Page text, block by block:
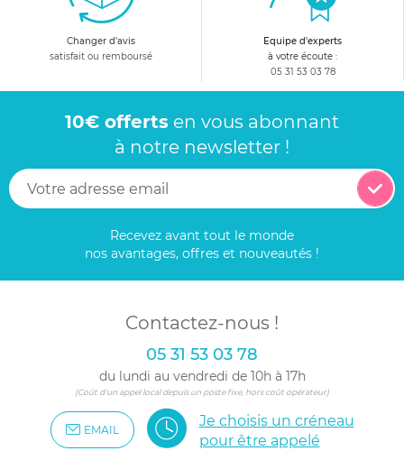
malin ! Optez pour le mural !
Changer d'avis
satisfait ou remboursé
Equipe d'experts
à votre écoute :
05 31 53 03 78
10€ offerts en vous abonnant
à notre newsletter !
Recevez avant tout le monde
nos avantages, offres et nouveautés !
Contactez-nous !
05 31 53 03 78
du lundi au vendredi de 10h à 17h
(Coût d'un appel local depuis un poste fixe, hors coût opérateur)
EMAIL
Je choisis un créneau
pour être appelé